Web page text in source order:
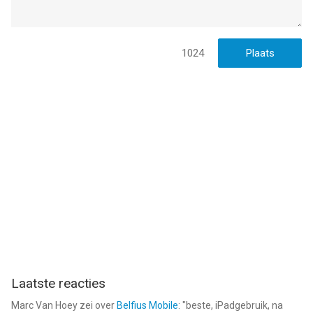
1024
Laatste reacties
Marc Van Hoey zei over Belfius Mobile: "beste, iPadgebruik, na